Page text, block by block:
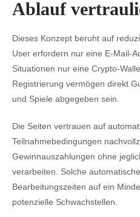
Ablauf
Dieses Konzept beruht auf
User erfordern nur eine E-Mail-
Situationen nur eine Crypto-
Registrierung vermögen direkt
und Spiele abgegeben sein.
Die Seiten vertrauen auf
Teilnahmebedingungen
Gewinnauszahlungen ohne
verarbeiten. Solche
Bearbeitungszeiten auf ein
potenzielle Schwachstellen.